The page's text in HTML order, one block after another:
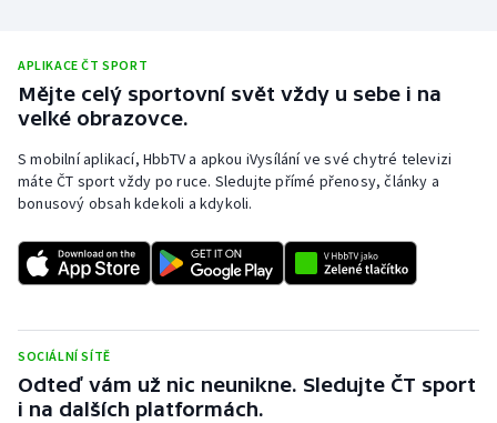
APLIKACE ČT SPORT
Mějte celý sportovní svět vždy u sebe i na
velké obrazovce.
S mobilní aplikací, HbbTV a apkou iVysílání ve své chytré televizi
máte ČT sport vždy po ruce. Sledujte přímé přenosy, články a
bonusový obsah kdekoli a kdykoli.
SOCIÁLNÍ SÍTĚ
Odteď vám už nic neunikne. Sledujte ČT sport
i na dalších platformách.